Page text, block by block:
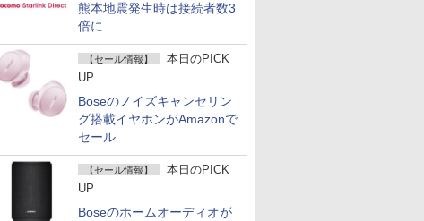
熊本地震発生時は接続者数3
倍に
【セール情報】
本日のPICK
UP
Boseのノイズキャンセリン
グ搭載イヤホンがAmazonで
セール
【セール情報】
本日のPICK
UP
Boseのホームオーディオが